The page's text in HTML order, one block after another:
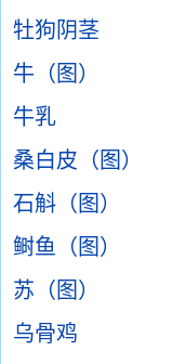
牡狗阴茎
牛（图）
牛乳
桑白皮（图）
石斛（图）
鲥鱼（图）
苏（图）
乌骨鸡